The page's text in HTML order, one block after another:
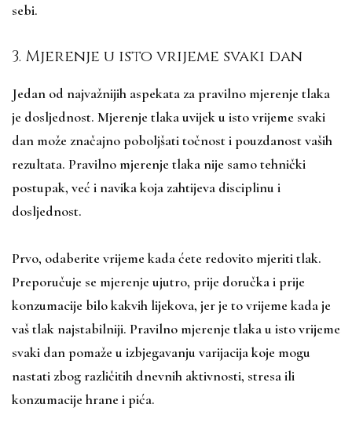
sebi.
3. Mjerenje u isto vrijeme svaki dan
Jedan od najvažnijih aspekata za pravilno mjerenje tlaka
je dosljednost. Mjerenje tlaka uvijek u isto vrijeme svaki
dan može značajno poboljšati točnost i pouzdanost vaših
rezultata. Pravilno mjerenje tlaka nije samo tehnički
postupak, već i navika koja zahtijeva disciplinu i
dosljednost.
Prvo, odaberite vrijeme kada ćete redovito mjeriti tlak.
Preporučuje se mjerenje ujutro, prije doručka i prije
konzumacije bilo kakvih lijekova, jer je to vrijeme kada je
vaš tlak najstabilniji. Pravilno mjerenje tlaka u isto vrijeme
svaki dan pomaže u izbjegavanju varijacija koje mogu
nastati zbog različitih dnevnih aktivnosti, stresa ili
konzumacije hrane i pića.